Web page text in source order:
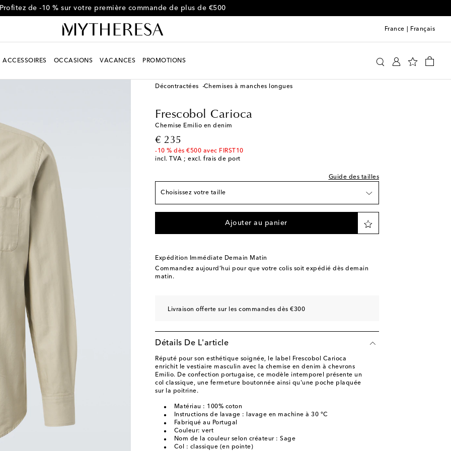
Profitez de -10 % sur votre première commande de plus de €500
France Français
ACCESSOIRES OCCASIONS VACANCES PROMOTIONS
Décontractées
Chemises à manches longues
Frescobol Carioca
Chemise Emilio en denim
€ 235
original price
-10 % dès €500 avec FIRST10
incl. TVA ; excl. frais de port
Guide des tailles
Choisissez votre taille
S / EU 38 Stock faible
L / EU 41
XL / EU 42
XXXL / EU 44 Dernière pièce
Ajouter au panier
Expédition Immédiate Demain Matin
Commandez aujourd’hui pour que votre colis soit expédié dès demain
matin.
Livraison offerte sur les commandes dès €300
Détails De L'article
Réputé pour son esthétique soignée, le label Frescobol Carioca
enrichit le vestiaire masculin avec la chemise en denim à chevrons
Emilio. De confection portugaise, ce modèle intemporel présente un
col classique, une fermeture boutonnée ainsi qu'une poche plaquée
sur la poitrine.
Matériau : 100% coton
Instructions de lavage : lavage en machine à 30 °C
Fabriqué au Portugal
Couleur: vert
Nom de la couleur selon créateur : Sage
Col : classique (en pointe)